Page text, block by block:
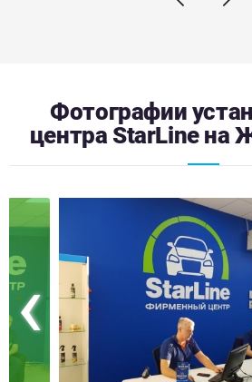
Фотографии
центра StarLine на
‹